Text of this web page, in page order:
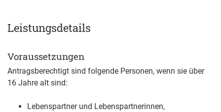
Leistungsdetails
Voraussetzungen
Antragsberechtigt sind folgende Personen, wenn sie über
16 Jahre alt sind:
Lebenspartner und Lebenspartnerinnen,